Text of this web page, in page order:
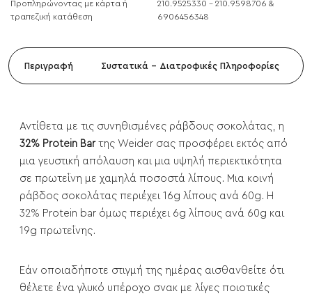
Προπληρώνοντας με κάρτα ή
τραπεζική κατάθεση
210.9525330 - 210.9598706 &
6906456348
Περιγραφή Συστατικά - Διατροφικές Πληροφορίες
Αντίθετα με τις συνηθισμένες ράβδους σοκολάτας, η
32% Protein Barτης Weider σας προσφέρει εκτός από
μια γευστική απόλαυση και μια υψηλή περιεκτικότητα
σε πρωτεΐνη με χαμηλά ποσοστά λίπους. Μια κοινή
ράβδος σοκολάτας περιέχει 16g λίπους ανά 60g. Η
32% Protein bar όμως περιέχει 6g λίπους ανά 60g και
19g πρωτεΐνης.
Εάν οποιαδήποτε στιγμή της ημέρας αισθανθείτε ότι
θέλετε ένα γλυκό υπέροχο σνακ με λίγες ποιοτικές